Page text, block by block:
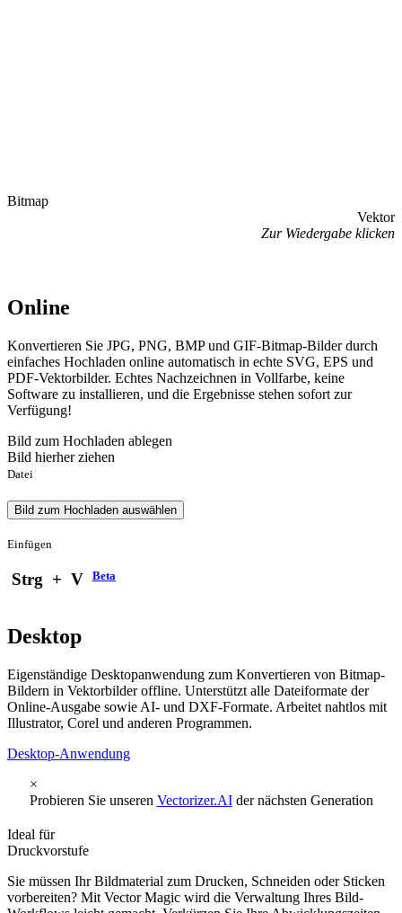
Bitmap
Vektor
Zur Wiedergabe klicken
Online
Konvertieren Sie JPG, PNG, BMP und GIF-Bitmap-Bilder durch
einfaches Hochladen online automatisch in echte SVG, EPS und
PDF-Vektorbilder. Echtes Nachzeichnen in Vollfarbe, keine
Software zu installieren, und die Ergebnisse stehen sofort zur
Verfügung!
Bild zum Hochladen ablegen
Bild hierher ziehen
Datei
Bild zum Hochladen auswählen
Einfügen
Strg + V Beta
Desktop
Eigenständige Desktopanwendung zum Konvertieren von Bitmap-
Bildern in Vektorbilder offline. Unterstützt alle Dateiformate der
Online-Ausgabe sowie AI- und DXF-Formate. Arbeitet nahtlos mit
Illustrator, Corel und anderen Programmen.
Desktop-Anwendung
×
Probieren Sie unseren Vectorizer.AIder nächsten Generation
Ideal für
Druckvorstufe
Sie müssen Ihr Bildmaterial zum Drucken, Schneiden oder Sticken
vorbereiten? Mit Vector Magic wird die Verwaltung Ihres Bild-